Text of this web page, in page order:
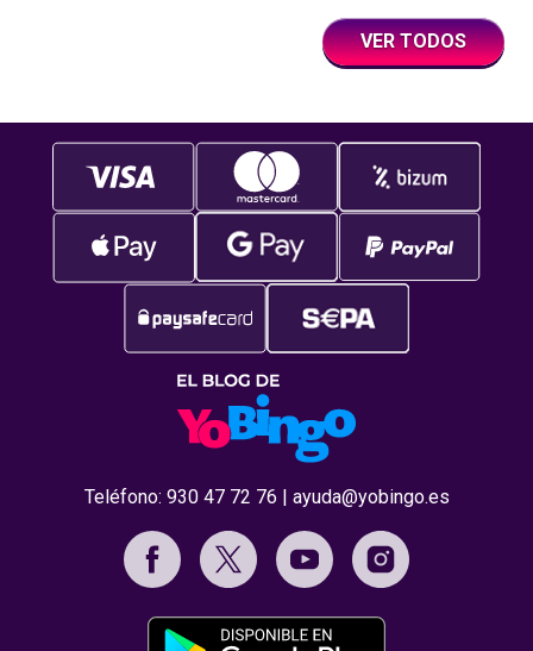
VER TODOS
Teléfono: 930 47 72 76 | ayuda@yobingo.es